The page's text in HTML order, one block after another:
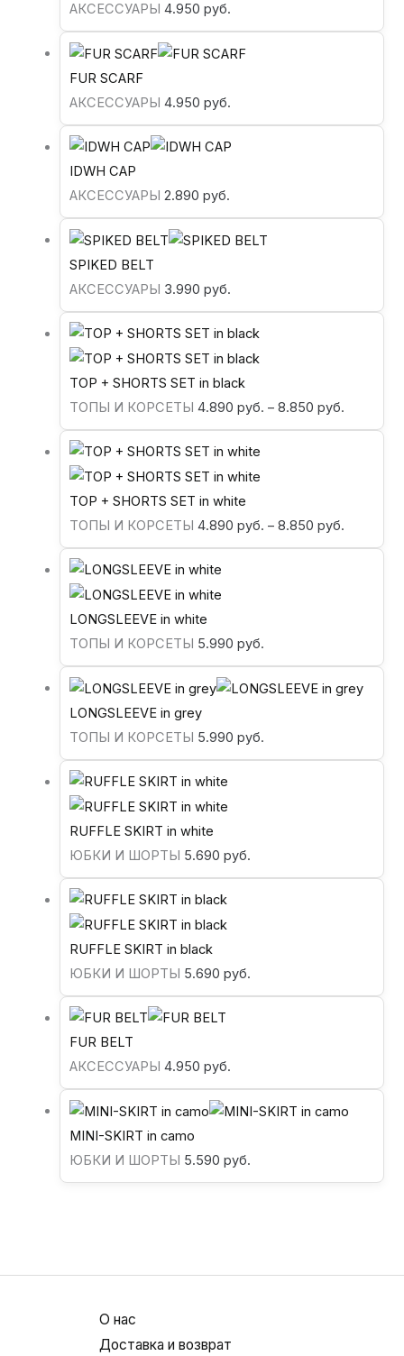
АКСЕССУАРЫ4.950руб.
FUR SCARF
АКСЕССУАРЫ4.950руб.
IDWH CAP
АКСЕССУАРЫ2.890руб.
SPIKED BELT
АКСЕССУАРЫ 3.990руб.
TOP + SHORTS SET in black
ТОПЫ И КОРСЕТЫ4.890руб. –8.850руб.
TOP + SHORTS SET in white
ТОПЫ И КОРСЕТЫ4.890руб. –8.850руб.
LONGSLEEVE in white
ТОПЫ И КОРСЕТЫ 5.990руб.
LONGSLEEVE in grey
ТОПЫ И КОРСЕТЫ 5.990руб.
RUFFLE SKIRT in white
ЮБКИ И ШОРТЫ 5.690руб.
RUFFLE SKIRT in black
ЮБКИ И ШОРТЫ 5.690руб.
FUR BELT
АКСЕССУАРЫ4.950руб.
MINI-SKIRT in camo
ЮБКИ И ШОРТЫ 5.590руб.
О нас
Доставка и возврат